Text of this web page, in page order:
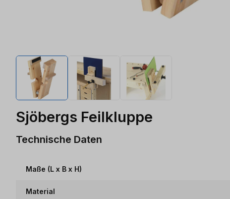
Sjöbergs Feilkluppe
Technische Daten
Maße (L x B x H)
Material